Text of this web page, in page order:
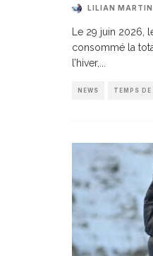
LILIAN
Le 29 juin 2026,
consommé la
l’hiver,
NEWS TEMPS